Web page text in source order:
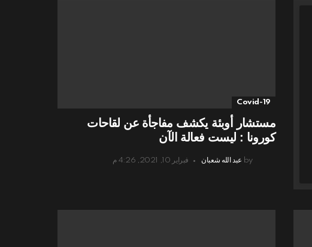
Covid-19
مستشار أوبئة يكشف مفاجأة عن لقاحات
كورونا : ليست فعالة الآن
by عبد الله شعبان فبراير 10, 2021, 4:26 م